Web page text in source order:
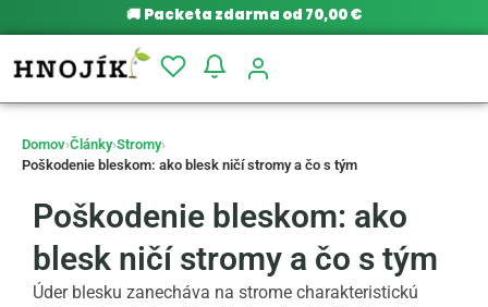
🚚 Packeta zdarma od 70,00 €
Domov›Články›Stromy›
Poškodenie bleskom: ako blesk ničí stromy a čo s tým
Poškodenie bleskom: ako
blesk ničí stromy a čo s tým
Úder blesku zanecháva na strome charakteristickú